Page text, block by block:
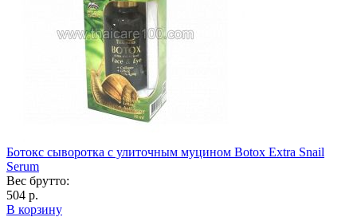
Ботокс сыворотка с улиточным муцином Botox Extra Snail
Serum
Вес брутто:
504 р.
В корзину